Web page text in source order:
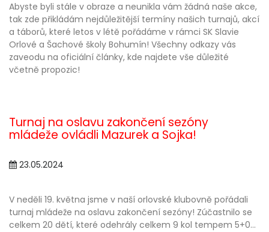
Abyste byli stále v obraze a neunikla vám žádná naše akce,
tak zde přikládám nejdůležitější termíny našich turnajů, akcí
a táborů, které letos v létě pořádáme v rámci SK Slavie
Orlové a Šachové školy Bohumín! Všechny odkazy vás
zaveodu na oficiální články, kde najdete vše důležité
včetně propozic!
Turnaj na oslavu zakončení sezóny
mládeže ovládli Mazurek a Sojka!
23.05.2024
V neděli 19. května jsme v naší orlovské klubovně pořádali
turnaj mládeže na oslavu zakončení sezóny! Zúčastnilo se
celkem 20 dětí, které odehrály celkem 9 kol tempem 5+0...